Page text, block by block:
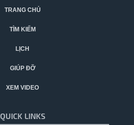
TRANG CHỦ
TÌM KIẾM
LỊCH
GIÚP ĐỠ
XEM VIDEO
QUICK LINKS